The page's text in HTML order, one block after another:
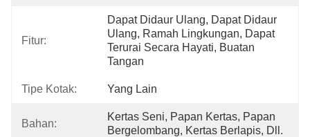
Fitur:
Dapat Didaur Ulang, Dapat Didaur
Ulang, Ramah Lingkungan, Dapat
Terurai Secara Hayati, Buatan
Tangan
Tipe Kotak: Yang Lain
Bahan:
Kertas Seni, Papan Kertas, Papan
Bergelombang, Kertas Berlapis, Dll.